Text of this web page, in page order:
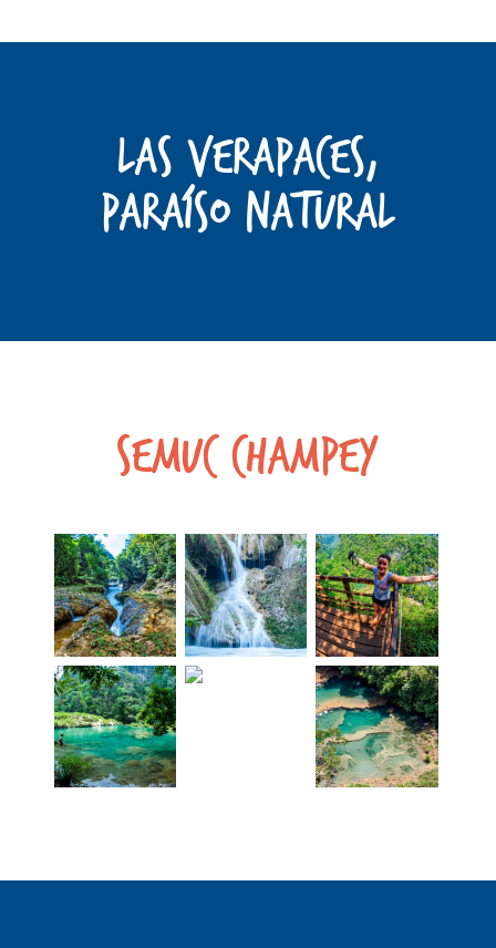
LAS VERAPACES,
Paraíso Natural
Semuc Champey